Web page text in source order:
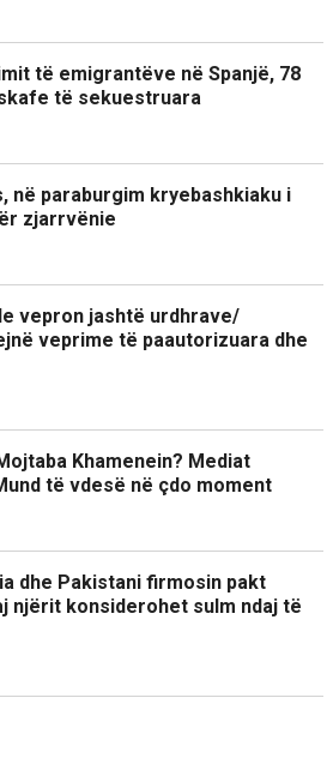
të emigrantëve në Spanjë, 78
të sekuestruara
në paraburgim kryebashkiaku i
zjarrvënie
vepron jashtë urdhrave/
veprime të paautorizuara dhe
Khamenein? Mediat
të vdesë në çdo moment
dhe Pakistani firmosin pakt
njërit konsiderohet sulm ndaj të